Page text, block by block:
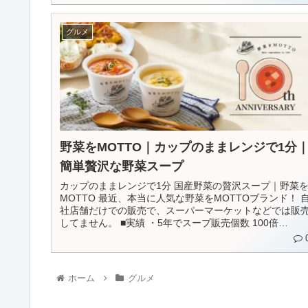
グルメ
野菜をMOTTO｜カップのままレンジで1分｜
簡単贅沢な野菜スープ
カップのままレンジで1分 国産野菜の贅沢スープ｜野菜を
MOTTO 最近、本当に人気な野菜をMOTTOブランド！ 自
社店舗だけでの販売で、スーパーマーケットなどでは販
してません。 ■実績 ・5年でスープ販売個数 100倍
ホーム グルメ